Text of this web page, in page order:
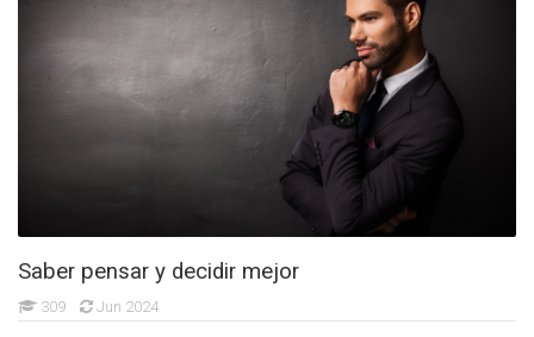
Saber pensar y decidir mejor
309 Jun 2024